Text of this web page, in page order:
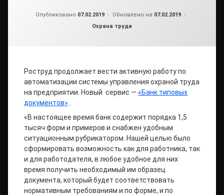
Опубликовано 07.02.2019 Обновлено на 07.02.2019
Рубрики:
Охрана труда
Роструд продолжает вести активную работу по
автоматизации системы управления охраной труда
на предприятии. Новый сервис — «Банк типовых
документов»
«В настоящее время банк содержит порядка 1,5
тысяч форм и примеров и снабжен удобным
ситуационным рубрикатором. Нашей целью было
сформировать возможность как для работника, так
и для работодателя, в любое удобное для них
время получить необходимый им образец
документа, который будет соответствовать
нормативным требованиям и по форме, и по